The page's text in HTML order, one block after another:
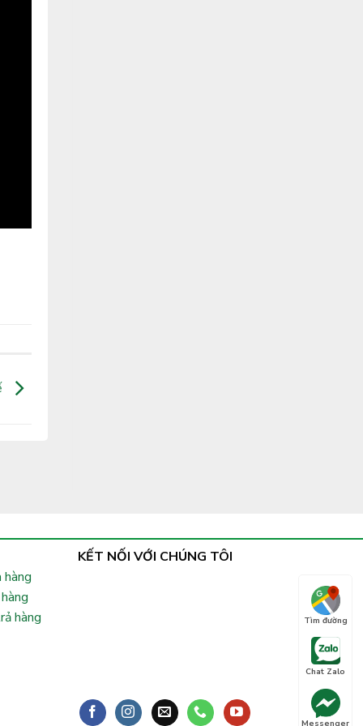
hàng
hàng
KẾT NỐI VỚI CHÚNG TÔI
Tìm đường
Chat Zalo
Messenger